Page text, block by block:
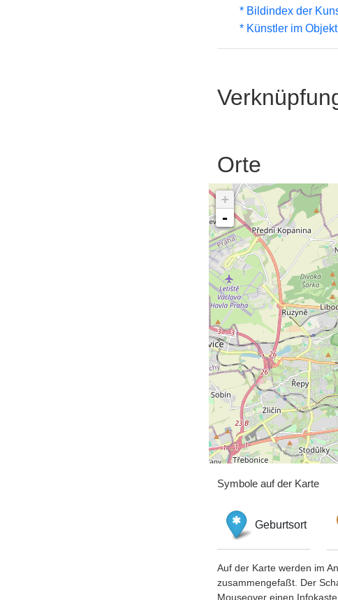
* Bildindex der
* Künstler im
Orte
+
-
Symbole auf der Karte
Geburtsort
Auf der Karte werden im
zusammengefaßt. Der
Mouseover einen